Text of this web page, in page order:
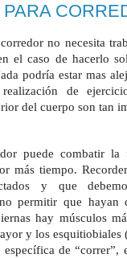
no necesita
el caso de hacerlo
podría estar mas
de
del cuerpo son tan
puede combatir la
más tiempo.
y que
permitir que hayan
hay músculos
y los esquitiobiales
de “correr”,